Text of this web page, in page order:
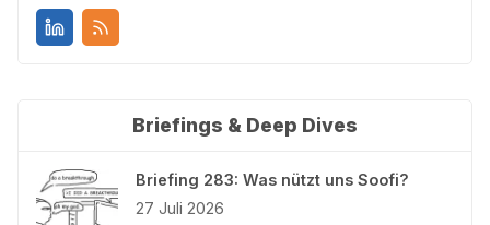
Briefings & Deep Dives
Briefing 283: Was nützt uns Soofi?
27 Juli 2026